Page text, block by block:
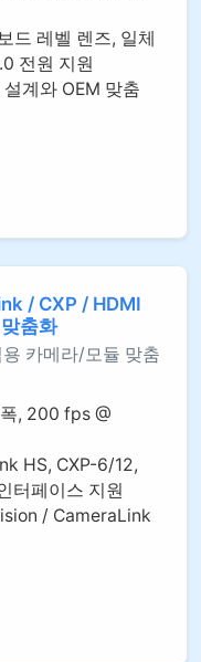
드 레벨 렌즈, 일체
전원 지원
계와 OEM 맞춤
/ CXP / HDMI
춤화
카메라/모듈 맞춤
, 200 fps @
HS, CXP-6/12,
터페이스 지원
/ CameraLink